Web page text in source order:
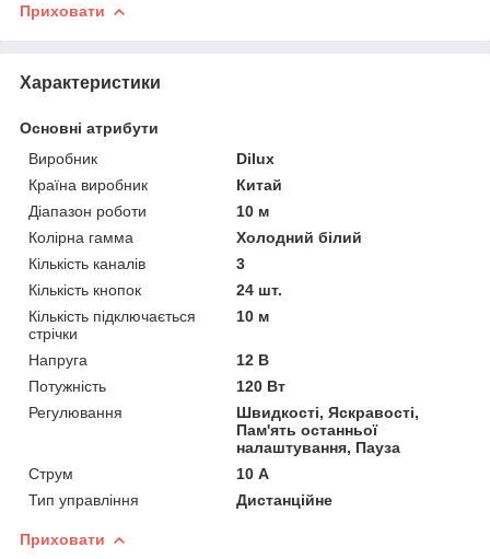
Приховати
Характеристики
Основні атрибути
Виробник
Dilux
Країна виробник
Китай
Діапазон роботи
10 м
Колірна гамма
Холодний білий
Кількість каналів
3
Кількість кнопок
24 шт.
Кількість підключається
стрічки
10 м
Напруга
12 В
Потужність
120 Вт
Регулювання
Швидкості, Яскравості,
Пам'ять останньої
налаштування, Пауза
Струм
10 А
Тип управління
Дистанційне
Приховати